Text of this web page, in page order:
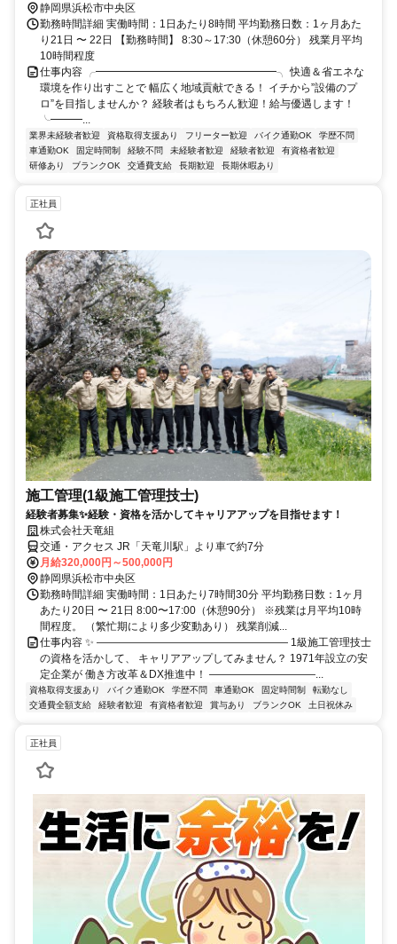
静岡県浜松市中央区
勤務時間詳細 実働時間：1日あたり8時間 平均勤務日数：1ヶ月あた
り21日 〜 22日 【勤務時間】 8:30～17:30（休憩60分） 残業月平均
10時間程度
仕事内容 ╭━━━━━━━━━━━━━━━━━╮ 快適＆省エネな
環境を作り出すことで 幅広く地域貢献できる！ イチから”設備のプ
ロ”を目指しませんか？ 経験者はもちろん歓迎！給与優遇します！
╰━━━...
業界未経験者歓迎 資格取得支援あり フリーター歓迎 バイク通勤OK
学歴不問
車通勤OK
固定時間制 経験不問 未経験者歓迎 経験者歓迎
有資格者歓迎
研修あり
ブランクOK 交通費支給 長期歓迎 長期休暇あり
正社員
施工管理(1級施工管理技士)
経験者募集✨経験・資格を活かしてキャリアアップを目指せます！
株式会社天竜組
交通・アクセス JR「天竜川駅」より車で約7分
月給320,000円～500,000円
静岡県浜松市中央区
勤務時間詳細 実働時間：1日あたり7時間30分 平均勤務日数：1ヶ月
あたり20日 〜 21日 8:00〜17:00（休憩90分） ※残業は月平均10時
間程度。 （繁忙期により多少変動あり） 残業削減...
仕事内容 ✨ ―――――――――――――――――― 1級施工管理技士
の資格を活かして、 キャリアアップしてみません？ 1971年設立の安
定企業が 働き方改革＆DX推進中！ ――――――――――...
資格取得支援あり バイク通勤OK 学歴不問 車通勤OK 固定時間制
転勤なし
交通費全額支給
経験者歓迎 有資格者歓迎 賞与あり ブランクOK 土日祝休み
正社員